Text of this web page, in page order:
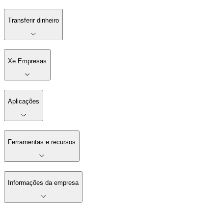
Transferir dinheiro
Xe Empresas
Aplicações
Ferramentas e recursos
Informações da empresa